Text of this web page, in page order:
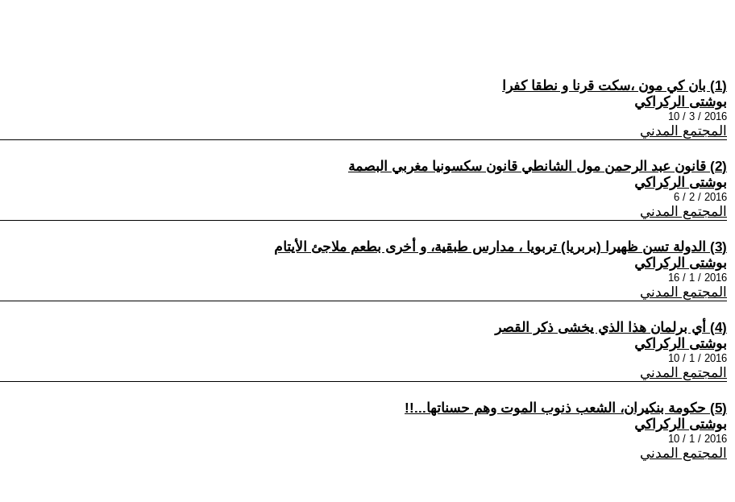
(1) بان كي مون ،سكت قرنا و نطقا كفرا
بوشتى الركراكي
2016 / 3 / 10
المجتمع المدني
(2) قانون عبد الرحمن مول الشانطي قانون سكسونيا مغربي البصمة
بوشتى الركراكي
2016 / 2 / 6
المجتمع المدني
(3) الدولة تسن ظهيرا (بربريا) تربويا ، مدارس طبقية، و أخرى بطعم ملاجئ الأيتام
بوشتى الركراكي
2016 / 1 / 16
المجتمع المدني
(4) أي برلمان هذا الذي يخشى ذكر القصر
بوشتى الركراكي
2016 / 1 / 10
المجتمع المدني
(5) حكومة بنكيران، الشعب ذنوب الموت وهم حسناتها...!!
بوشتى الركراكي
2016 / 1 / 10
المجتمع المدني